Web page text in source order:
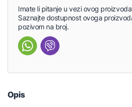
Imate li pitanje u vezi ovog
Saznajte dostupnost ovoga
pozivom na broj.
Opis